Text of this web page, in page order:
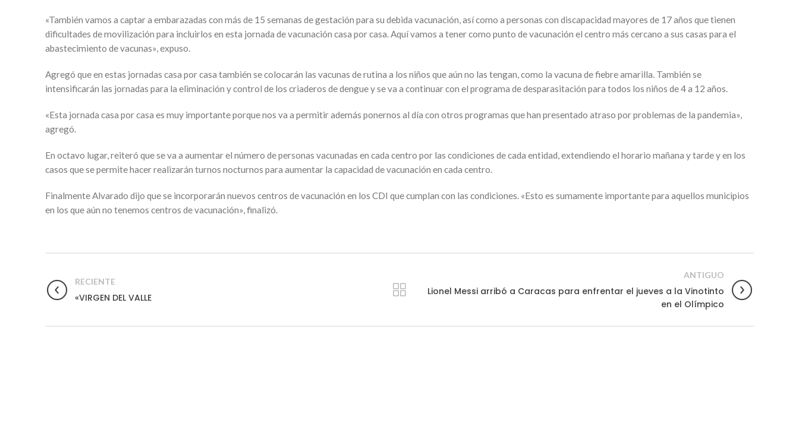
«También vamos a captar a embarazadas con más de 15 semanas de gestación para su debida vacunación, así como a personas con discapacidad mayores de 17 años que tienen
dificultades de movilización para incluirlos en esta jornada de vacunación casa por casa. Aquí vamos a tener como punto de vacunación el centro más cercano a sus casas para el
abastecimiento de vacunas», expuso.
Agregó que en estas jornadas casa por casa también se colocarán las vacunas de rutina a los niños que aún no las tengan, como la vacuna de fiebre amarilla. También se
intensificarán las jornadas para la eliminación y control de los criaderos de dengue y se va a continuar con el programa de desparasitación para todos los niños de 4 a 12 años.
«Esta jornada casa por casa es muy importante porque nos va a permitir además ponernos al día con otros programas que han presentado atraso por problemas de la pandemia»,
agregó.
En octavo lugar, reiteró que se va a aumentar el número de personas vacunadas en cada centro por las condiciones de cada entidad, extendiendo el horario mañana y tarde y en los
casos que se permite hacer realizarán turnos nocturnos para aumentar la capacidad de vacunación en cada centro.
Finalmente Alvarado dijo que se incorporarán nuevos centros de vacunación en los CDI que cumplan con las condiciones. «Esto es sumamente importante para aquellos municipios
en los que aún no tenemos centros de vacunación», finalizó.
RECIENTE
«VIRGEN DEL VALLE
ANTIGUO
Lionel Messi arribó a Caracas para enfrentar el jueves a la Vinotinto
en el Olímpico